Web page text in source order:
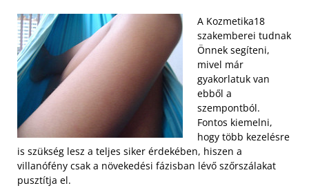
A Kozmetika18
szakemberei tudnak
Önnek segíteni,
mivel már
gyakorlatuk van
ebből a
szempontból.
Fontos kiemelni,
hogy több kezelésre
is szükség lesz a teljes siker érdekében, hiszen a
villanófény csak a növekedési fázisban lévő szőrszálakat
pusztítja el.